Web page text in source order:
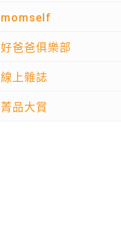
momself
好爸爸俱樂部
線上雜誌
菁品大賞